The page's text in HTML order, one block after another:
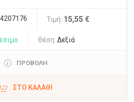
Τιμή: 15,55 €
Θέση: Δεξιά
ΠΡΟΒΟΛΗ
ΣΤΟ ΚΑΛΆΘΙ